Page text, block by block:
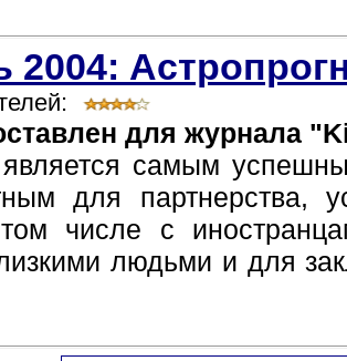
2004:
для журнала
самым
для партнерства,
числе с
людьми и для